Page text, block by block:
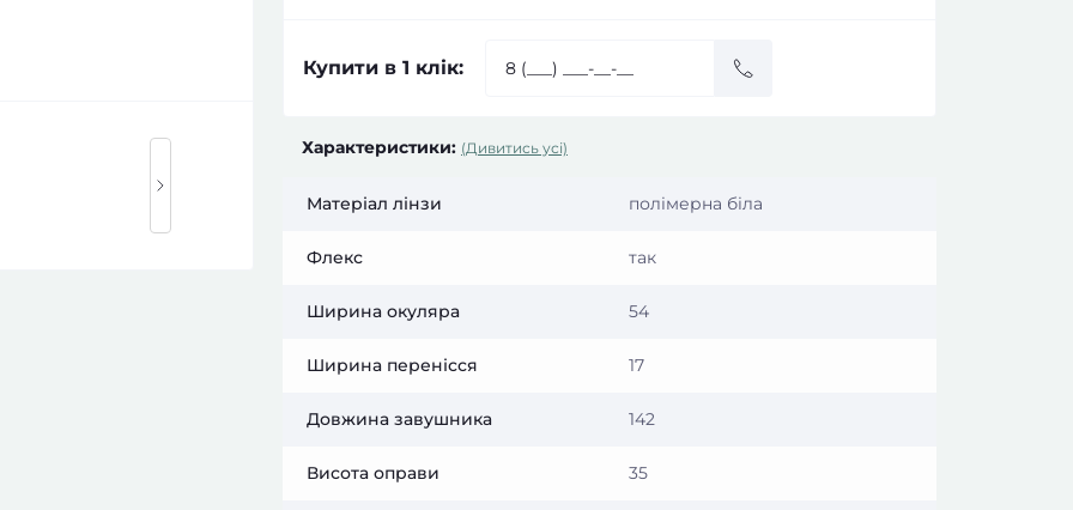
Купити в 1 клік:
Характеристики: (Дивитись усі)
Матеріал лінзи полімерна біла
Флекс так
Ширина окуляра 54
Ширина перенісся 17
Довжина завушника 142
Висота оправи 35